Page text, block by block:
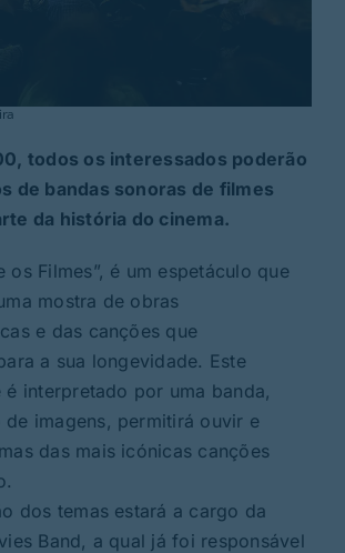
todos os interessados poderão
de bandas sonoras de filmes
da história do cinema.
os Filmes”, é um espetáculo que
mostra de obras
e das canções que
a sua longevidade. Este
interpretado por uma banda,
imagens, permitirá ouvir e
das mais icónicas canções
dos temas estará a cargo da
Band, a qual já foi responsável